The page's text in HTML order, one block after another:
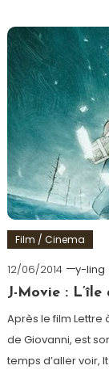
Film / Cinema
12/06/2014
y-ling
J-Movie :
Après le film Lettre
de Giovanni, est
temps d’aller voir,